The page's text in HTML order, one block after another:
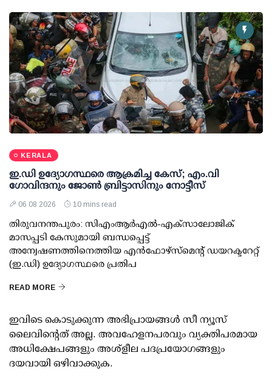
KERALA
ഇ.ഡി ഉദ്യോഗസ്ഥരെ ആക്രമിച്ച കേസ്; എം.വി
ഗോവിന്ദനും ജോണ്‍ ബ്രിട്ടാസിനും നോട്ടീസ്
06 08 2026 10 mins read
തിരുവനന്തപുരം: സിഎംആര്‍എല്‍-എക്‌സാലോജിക്
മാസപ്പടി കേസുമായി ബന്ധപ്പെട്ട്
അന്വേഷണത്തിനെത്തിയ എന്‍ഫോഴ്സ്മെന്റ് ഡയറക്ടറേറ്റ്
(ഇ.ഡി) ഉദ്യോഗസ്ഥരെ പ്രതിപ
READ MORE
ഇവിടെ കൊടുക്കുന്ന അഭിപ്രായങ്ങള്‍ സീ ന്യൂസ്
ലൈവിന്റെത് അല്ല. അവഹേളനപരവും വ്യക്തിപരമായ
അധിക്ഷേപങ്ങളും അശ്‌ളീല പദപ്രയോഗങ്ങളും
ദയവായി ഒഴിവാക്കുക.